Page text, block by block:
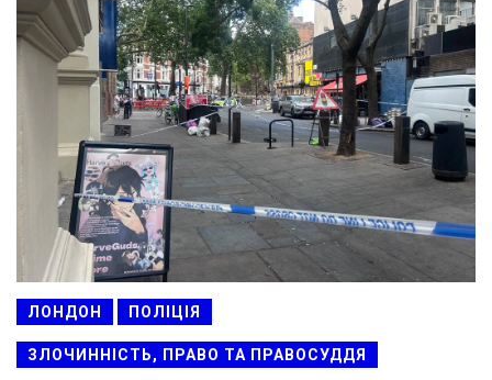
ЛОНДОН ПОЛІЦІЯ
ЗЛОЧИННІСТЬ, ПРАВО ТА ПРАВОСУДДЯ